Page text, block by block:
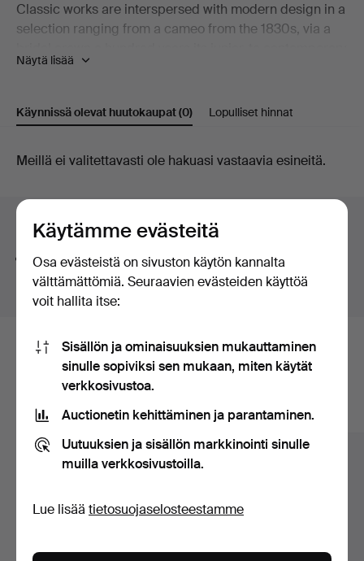
Classic works are interspersed with modern design in a
selection ranging from a cameo from the 1830s, via a
pieces by among others Georg Jensen and Wiwen
Among the many highlights of the auction is a ring in
18K gold, designed by Theresia Hvorslev and set with
mention is a brooch from the distinguished house of W.
button-shaped bouton pearl – a small masterpiece in its
own right. And then there is a truly exquisite ring by Jarl
Sandin featuring a brilliant-cut diamond of no less than
3.62 ct.
Once again, welcome to Stockholms Auktionsverk and
Lilla smyckeskvalitén!
Näytä lisää
Käynnissä olevat huutokaupat(0) Lopulliset hinnat
Käynnissä
olevat
huutokaupat
Meillä ei valitettavasti ole hakuasi vastaavia esineitä.
Hakuvinkkejä
Teemme automaattisesti hakuja sanojen osilla. Jos
haet sanallakorulöydämme myösranne korukellon
Tässä ovat arkistossamme olevat
esineet, jotka vastaavat hakuasi
Näytä kaikki esineet
Käytämme evästeitä
Osa evästeistä on sivuston käytön kannalta
välttämättömiä. Seuraavien evästeiden käyttöä
voit hallita itse:
Sisällön ja ominaisuuksien mukauttaminen
sinulle sopiviksi sen mukaan, miten käytät
verkkosivustoa.
Auctionetin kehittäminen ja parantaminen.
Uutuuksien ja sisällön markkinointi sinulle
muilla verkkosivustoilla.
Lue lisää tietosuojaselosteestamme